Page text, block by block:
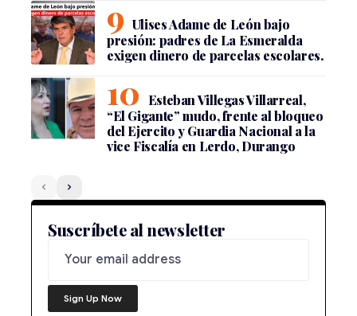
Ulises Adame de León bajo
presión: padres de La Esmeralda
exigen dinero de parcelas escolares.
Esteban Villegas Villarreal,
“El Gigante” mudo, frente al bloqueo
del Ejercito y Guardia Nacional a la
vice Fiscalía en Lerdo, Durango
Suscríbete al newsletter